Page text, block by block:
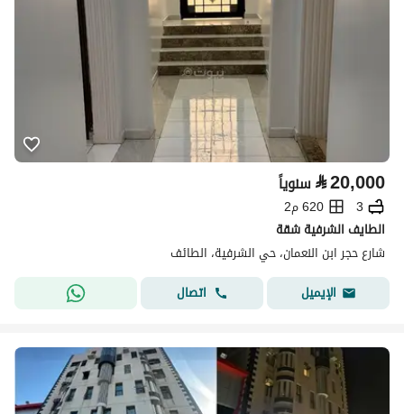
⃁20,000 سنوياً
3
620 م2
الطايف الشرفية شقة
شارع حجر ابن النعمان، حي الشرفية، الطائف
الإيميل
اتصال